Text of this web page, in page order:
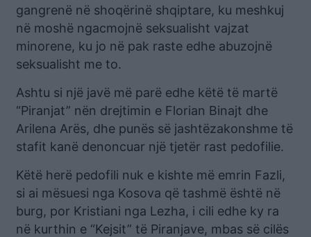
gangrenë në shoqërinë shqiptare, ku meshkuj
në moshë ngacmojnë seksualisht vajzat
minorene, ku jo në pak raste edhe abuzojnë
seksualisht me to.
Ashtu si një javë më parë edhe këtë të martë
“Piranjat” nën drejtimin e Florian Binajt dhe
Arilena Arës, dhe punës së jashtëzakonshme të
stafit kanë denoncuar një tjetër rast pedofilie.
Këtë herë pedofili nuk e kishte më emrin Fazli,
si ai mësuesi nga Kosova që tashmë është në
burg, por Kristiani nga Lezha, i cili edhe ky ra
në kurthin e “Kejsit” të Piranjave, mbas së cilës